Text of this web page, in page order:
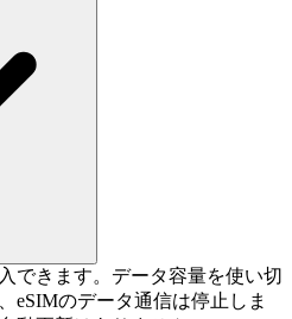
できます。データ容量を使い切
eSIMのデータ通信は停止しま